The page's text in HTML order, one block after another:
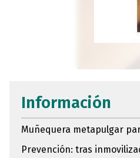
Información
Muñequera metapulgar
Prevención: tras